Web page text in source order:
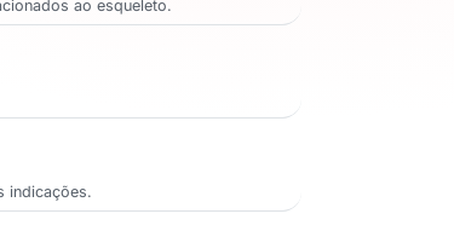
ao esqueleto.
indicações.